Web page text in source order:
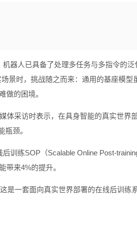
器人已具备了处理多任务与多指令的泛
景时，挑战随之而来：通用的基座模型
做的困境。
体采访时表示，在具身智能的真实世界
颈。
训练SOP（Scalable Online Post-
带来4%的提升。
是一套面向真实世界部署的在线后训练